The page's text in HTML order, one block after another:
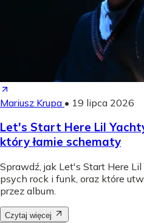
Mariusz Krupa • 19 lipca 2026
Let's Start Here Lil
który łamie schematy
Sprawdź, jak Let's Start Here Lil
psych rock i funk, oraz które
przez album.
Czytaj więcej